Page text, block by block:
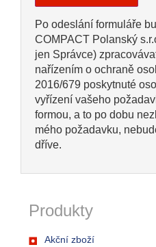
Po odeslání formuláře
COMPACT Polanský
jen Správce)
nařízením o ochraně
2016/679 poskytnuté
vyřízení vašeho
formou, a to po dobu
mého požadavku,
dříve.
Produkty
Akční zboží